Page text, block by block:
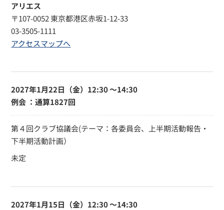
アリエス
〒107-0052 東京都港区赤坂1-12-33
03-3505-1111
アクセスマップへ
2027年1月22日（金） 12:30 〜14:30
例会 ：通算1827回
第４回クラブ協議会(テーマ：各委員会、上半期活動報告・
下半期活動計画）
未定
2027年1月15日（金） 12:30 〜14:30